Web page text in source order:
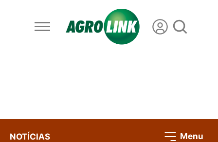
NOTÍCIAS Menu